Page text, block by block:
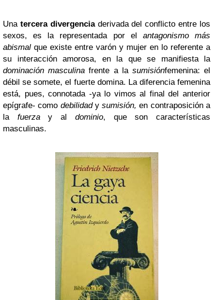
Una tercera divergenciaderivada del conflicto entre los
sexos, es la representada por el antagonismo más
abismal que existe entre varón y mujer en lo referente a
su interacción amorosa, en la que se manifiesta la
dominación masculina frente a lasumisiónfemenina: el
débil se somete, el fuerte domina. La diferencia femenina
está, pues, connotada -ya lo vimos al final del anterior
epígrafe- como debilidad ysumisión, en contraposición a
lafuerzay al dominio, que son características
masculinas.